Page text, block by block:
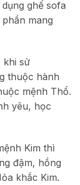
ghế sofa
mang
khi sử
thuộc hành
mệnh Thổ.
yêu, học
Kim thì
đậm, hồng
khắc Kim.